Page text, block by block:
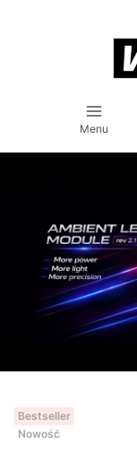
Menu
Bestseller
Nowość